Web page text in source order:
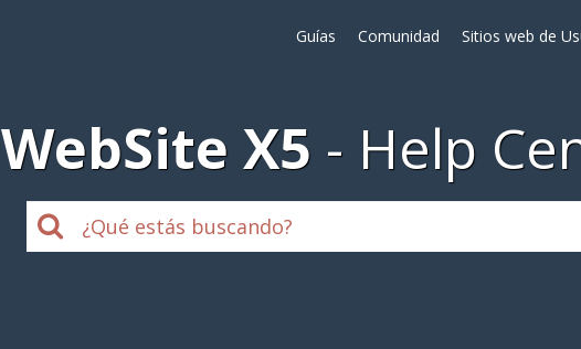
Guías Comunidad Sitios web de
WebSite X5 Help